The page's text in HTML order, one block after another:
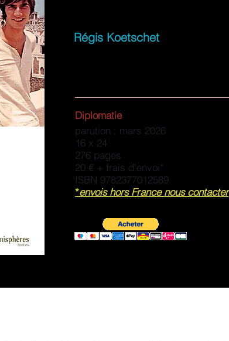
Régis Koetschet
Diplomatie
parution : mars 2026
16 x 24
276 pages
20 € + frais d'envoi*
ISBN 9782377012589
*envois hors France nous contacter